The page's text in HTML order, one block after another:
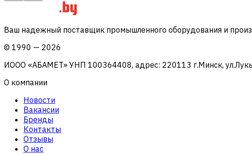
Ваш надежный поставщик промышленного оборудования и
© 1990 — 2026
ИООО «АБАМЕТ» УНП 100364408, адрес: 220113 г.Минск,
О компании
Новости
Вакансии
Бренды
Контакты
Отзывы
О нас